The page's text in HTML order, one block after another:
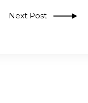
Next Post